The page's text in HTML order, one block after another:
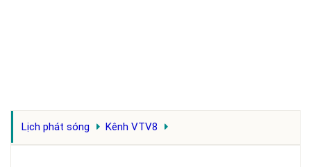
Lịch phát sóng Kênh VTV8